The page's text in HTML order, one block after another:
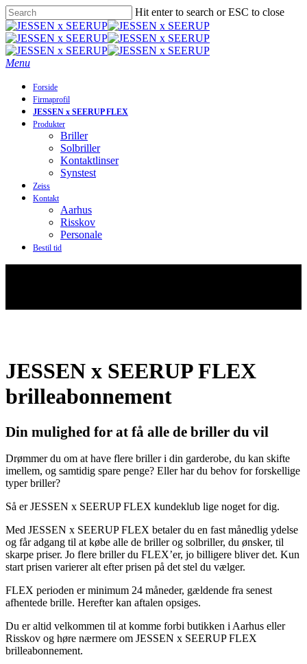
Skip
to
main
content
Hit enter to search or ESC to close
Close
Search
Menu
Forside
Firmaprofil
JESSEN x SEERUP FLEX
Produkter
Briller
Solbriller
Kontaktlinser
Synstest
Zeiss
Kontakt
Aarhus
Risskov
Personale
Bestil tid
JESSEN x SEERUP FLEX
brilleabonnement
Din mulighed for at få alle de briller du vil
Drømmer du om at have flere briller i din garderobe, du kan skifte
imellem, og samtidig spare penge? Eller har du behov for forskellige
typer briller?
Så er JESSEN x SEERUP FLEX kundeklub lige noget for dig.
Med JESSEN x SEERUP FLEX betaler du en fast månedlig ydelse
og får adgang til at købe alle de briller og solbriller, du ønsker, til
skarpe priser. Jo flere briller du FLEX’er, jo billigere bliver det. Kun
start prisen varierer alt efter prisen på det stel du vælger.
FLEX perioden er minimum 24 måneder, gældende fra senest
afhentede brille. Herefter kan aftalen opsiges.
Du er altid velkommen til at komme forbi butikken i Aarhus eller
Risskov og høre nærmere om JESSEN x SEERUP FLEX
brilleabonnement.